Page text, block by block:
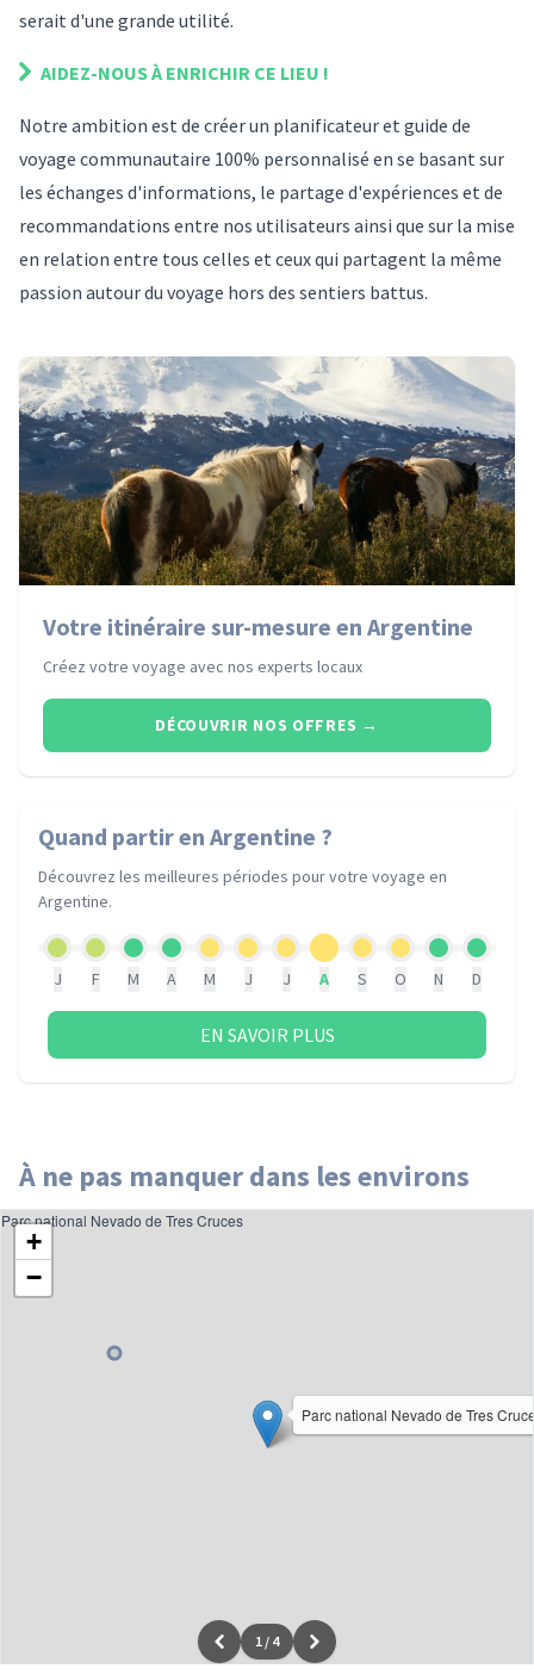
serait d'une grande utilité.
AIDEZ-NOUS À ENRICHIR CE LIEU !
Notre ambition est de créer un planificateur et guide de
voyage communautaire 100% personnalisé en se basant sur
les échanges d'informations, le partage d'expériences et de
recommandations entre nos utilisateurs ainsi que sur la mise
en relation entre tous celles et ceux qui partagent la même
passion autour du voyage hors des sentiers battus.
Votre itinéraire sur-mesure en Argentine
Créez votre voyage avec nos experts locaux
DÉCOUVRIR NOS OFFRES →
Quand partiren Argentine ?
Découvrez les meilleures périodes pour votre voyage en
Argentine.
J F M A M J J A S O N D
EN SAVOIR PLUS
À ne pas manquer dans les environs
Parc national Nevado de Tres
+
−
Parc national Nevado de Tres Cruces
1 / 4